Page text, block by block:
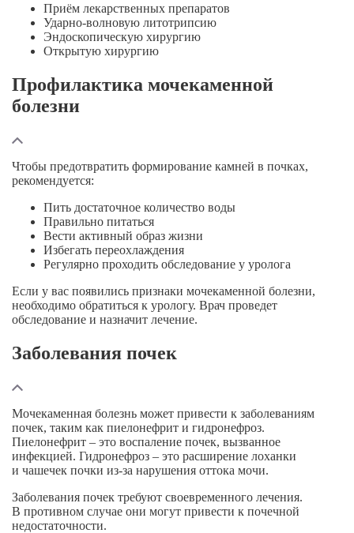
Приём лекарственных препаратов
Ударно-волновую литотрипсию
Эндоскопическую хирургию
Открытую хирургию
Профилактика мочекаменной
болезни
Чтобы предотвратить формирование камней в почках,
рекомендуется:
Пить достаточное количество воды
Правильно питаться
Вести активный образ жизни
Избегать переохлаждения
Регулярно проходить обследование у уролога
Если у вас появились признаки мочекаменной болезни,
необходимо обратиться к урологу. Врач проведет
обследование и назначит лечение.
Заболевания почек
Мочекаменная болезнь может привести к заболеваниям
почек, таким как пиелонефрит и гидронефроз.
Пиелонефрит – это воспаление почек, вызванное
инфекцией. Гидронефроз – это расширение лоханки
и чашечек почки из-за нарушения оттока мочи.
Заболевания почек требуют своевременного лечения.
В противном случае они могут привести к почечной
недостаточности.